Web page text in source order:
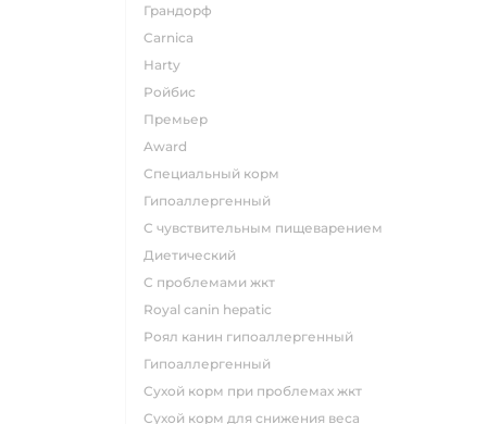
грандорф
carnica
harty
ройбис
премьер
award
специальный корм
гипоаллергенный
с чувствительным пищеварением
диетический
с проблемами жкт
royal canin hepatic
роял канин гипоаллергенный
гипоаллергенный
сухой корм при проблемах жкт
сухой корм для снижения веса